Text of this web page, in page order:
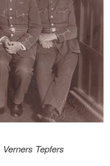
Tepfers